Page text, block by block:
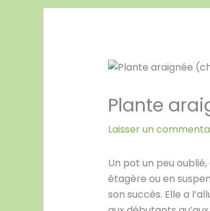
Plante
Laisser un
Un pot un peu
étagère ou en
son succès. Elle a